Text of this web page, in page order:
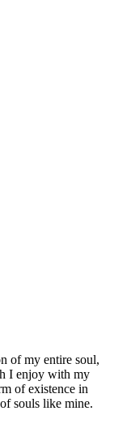
of my entire soul,
I enjoy with my
of existence in
souls like mine.